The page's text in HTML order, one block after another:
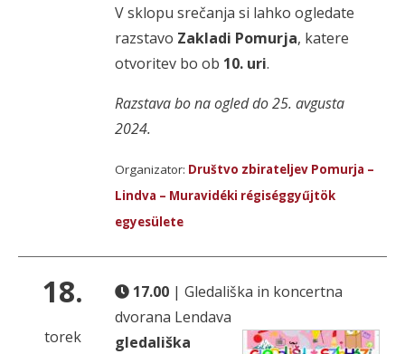
V sklopu srečanja si lahko ogledate
razstavo Zakladi Pomurja, katere
otvoritev bo ob 10. uri.
Razstava bo na ogled do 25. avgusta
2024.
Organizator: Društvo zbirateljev Pomurja –
Lindva – Muravidéki régiséggyűjtök
egyesülete
18.
torek
17.00 | Gledališka in koncertna
dvorana Lendava
gledališka